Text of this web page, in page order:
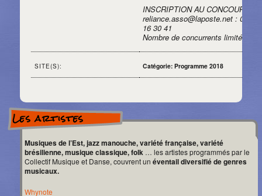
INSCRIPTION AU CONCOURS
reliance.asso@laposte.net : 06 74
16 30 41
Nombre de concurrents limité
SITE(S): Catégorie: Programme 2018
Les artistes
Musiques de l’Est, jazz manouche, variété française, variété
brésilienne, musique classique, folk … les artistes programmés par le
Collectif Musique et Danse, couvrent unéventail diversifié de genres
musicaux.
Whynote